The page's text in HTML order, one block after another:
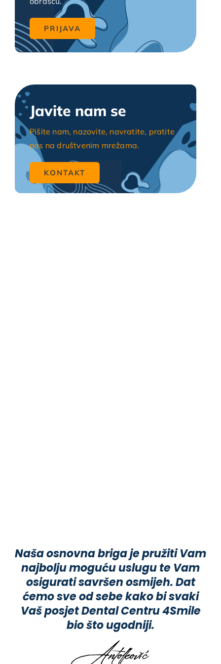
Javite nam se
Pišite nam, nazovite, navratite, pratite
nas na društvenim mrežama.
KONTAKT
Naša osnovna briga je pružiti Vam
najbolju moguću uslugu te Vam
osigurati savršen osmijeh. Dat
ćemo sve od sebe kako bi svaki
Vaš posjet Dental Centru 4Smile
bio što ugodniji.